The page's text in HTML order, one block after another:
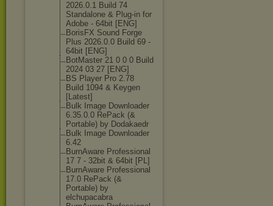
2026.0.1 Build 74
Standalone & Plug-in for
Adobe - 64bit [ENG]
BorisFX Sound Forge
Plus 2026.0.0 Build 69 -
64bit [ENG]
BotMaster 21 0 0 0 Build
2024 03 27 [ENG]
BS Player Pro 2.78
Build 1094 & Keygen
[Latest]
Bulk Image Downloader
6.35.0.0 RePack (&
Portable) by Dodakaedr
Bulk Image Downloader
6.42
BurnAware Professional
17 7 - 32bit & 64bit [PL]
BurnAware Professional
17.0 RePack (&
Portable) by
elchupacabra